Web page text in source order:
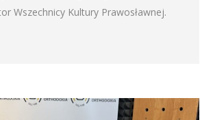
Wszechnicy Kultury Prawosławnej.